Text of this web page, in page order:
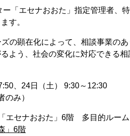
「エセナおおた」指定管理者、
す。
の顕在化によって、相談事業の
よう、社会の変化に対応できる
、24日（土） 9:30～12:30
のみ）
エセナおおた」6階 多目的ルーム
」6階